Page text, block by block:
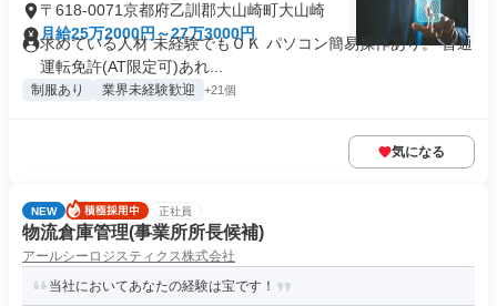
〒618-0071京都府乙訓郡大山崎町大山崎
月給25万2000円～27万3000円
求めている人材 未経験でもＯＫ パソコン簡易操作あり。 普通
運転免許(AT限定可)あれ...
制服あり 業界未経験歓迎 +21個
気になる
NEW 正社員
物流倉庫管理(事業所所長候補)
アールシーロジスティクス株式会社
当社においてあなたの経験は宝です！